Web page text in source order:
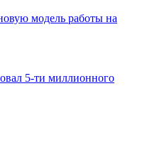
модель работы на
5-ти миллионного